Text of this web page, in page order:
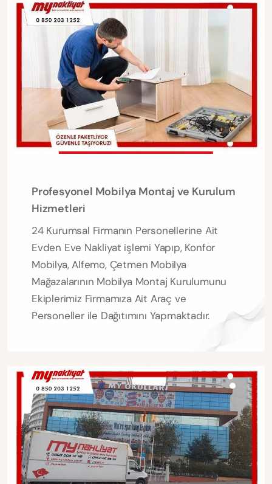
Profesyonel Mobilya Montaj ve Kurulum
Hizmetleri
24 Kurumsal Firmanın Personellerine Ait
Evden Eve Nakliyat işlemi Yapıp, Konfor
Mobilya, Alfemo, Çetmen Mobilya
Mağazalarının Mobilya Montaj Kurulumunu
Ekiplerimiz Firmamıza Ait Araç ve
Personeller ile Dağıtımını Yapmaktadır.